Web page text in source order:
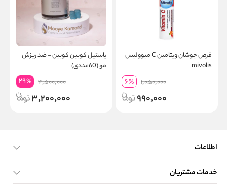
قرص جوشان ویتامین C میوولیس
mivolis
1,050,000
6%
990,000
پاستیل کویین کویین - ضد ریزش
مو (60عددی)
4,500,000
29%
3,200,000
اطلاعات
صفحه اصلی
خدمات مشتریان